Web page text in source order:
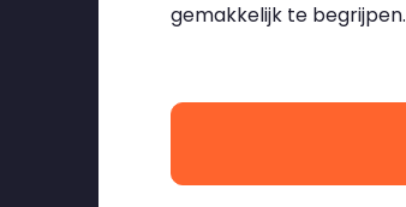
gemakkelijk te begrijpen.